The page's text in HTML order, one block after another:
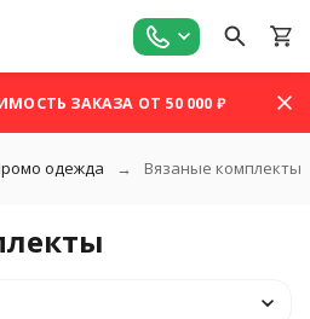
ЗАКАЗА ОТ 50 000 ₽
одежда Вязаные комплекты